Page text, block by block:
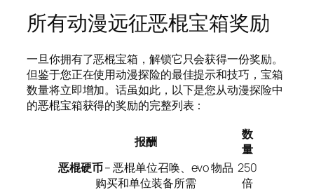
所有动漫远征恶棍宝箱奖励
一旦你拥有了恶棍宝箱，解锁它只会获得一份奖励。
但鉴于您正在使用动漫探险的最佳提示和技巧，宝箱
数量将立即增加。话虽如此，以下是您从动漫探险中
的恶棍宝箱获得的奖励的完整列表：
报酬
数
量
恶棍硬币– 恶棍单位召唤、evo 物品
购买和单位装备所需
250
倍